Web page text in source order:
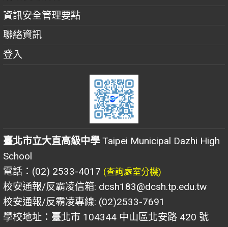
資訊安全管理要點
聯絡資訊
登入
臺北市立大直高級中學 Taipei Municipal Dazhi High
School
電話：(02) 2533-4017 (查詢處室分機)
校安通報/反霸凌信箱: dcsh183@dcsh.tp.edu.tw
校安通報/反霸凌專線: (02)2533-7691
學校地址：臺北市 104344 中山區北安路 420 號